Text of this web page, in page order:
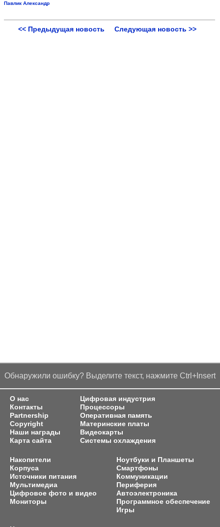
Павлик Александр
<< Предыдущая новость Следующая новость >>
Обнаружили ошибку? Выделите текст, нажмите Ctrl+Insert
О нас
Контакты
Partnership
Copyright
Наши награды
Карта сайта
Цифровая индустрия
Процессоры
Оперативная память
Материнские платы
Видеокарты
Системы охлаждения
Накопители
Корпуса
Источники питания
Мультимедиа
Цифровое фото и видео
Мониторы
Ноутбуки и Планшеты
Смартфоны
Коммуникации
Периферия
Автоэлектроника
Программное обеспечение
Игры